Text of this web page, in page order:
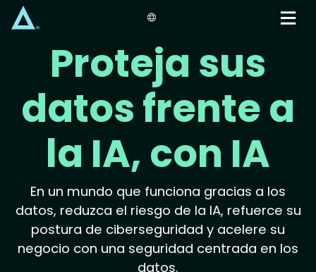
main
content
Proteja sus
datos frente a
la IA, con IA
En un mundo que funciona gracias a los
datos, reduzca el riesgo de la IA, refuerce su
postura de ciberseguridad y acelere su
negocio con una seguridad centrada en los
datos.